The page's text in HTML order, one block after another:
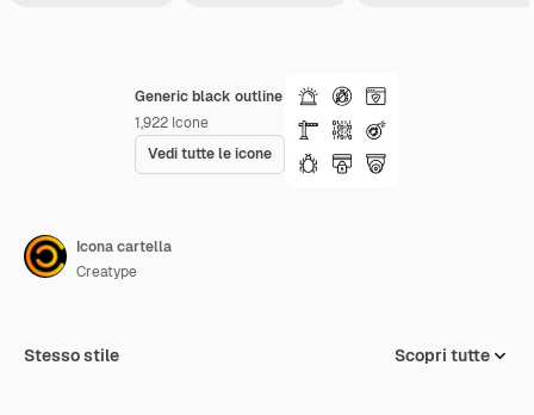
Generic black outline
1,922 Icone
Vedi tutte le icone
Icona cartella
Creatype
Stesso stile Scopri tutte